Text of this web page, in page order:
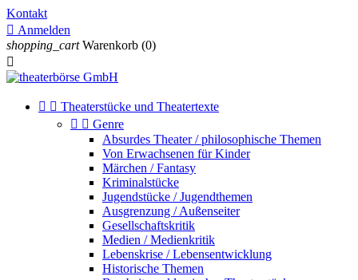
Kontakt
 Anmelden
shopping_cart Warenkorb (0)

  Theaterstücke und Theatertexte
  Genre
Absurdes Theater / philosophische Themen
Von Erwachsenen für Kinder
Märchen / Fantasy
Kriminalstücke
Jugendstücke / Jugendthemen
Ausgrenzung / Außenseiter
Gesellschaftskritik
Medien / Medienkritik
Lebenskrise / Lebensentwicklung
Historische Themen